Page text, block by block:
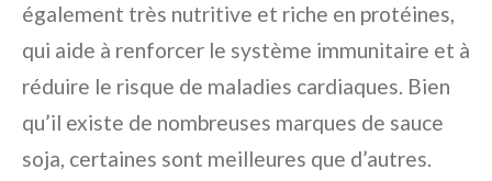
également très nutritive et riche en protéines,
qui aide à renforcer le système immunitaire et à
réduire le risque de maladies cardiaques. Bien
qu’il existe de nombreuses marques de sauce
soja, certaines sont meilleures que d’autres.